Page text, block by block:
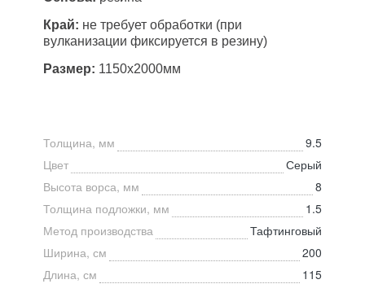
Край: не требует обработки (при
вулканизации фиксируется в резину)
Размер: 1150х2000мм
Толщина, мм
9.5
Цвет
Серый
Высота ворса, мм
8
Толщина подложки, мм
1.5
Метод производства
Тафтинговый
Ширина, см
200
Длина, см
115